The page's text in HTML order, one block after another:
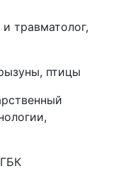
травматолог,
птицы